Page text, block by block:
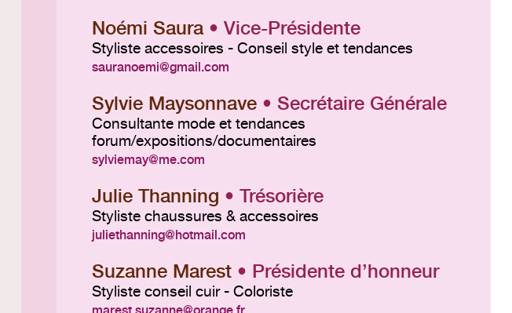
Noémi Saura • Vice-Présidente
Styliste accessoires - Conseil style et tendances
sauranoemi gmail.com
Sylvie Maysonnave • Secrétaire Générale
Consultante mode et tendances
forum/expositions/documentaires
sylviemay me.com
Julie Thanning • Trésorière
Styliste chaussures & accessoires
juliethanning hotmail.com
Suzanne Marest • Présidente d’honneur
Styliste conseil cuir - Coloriste